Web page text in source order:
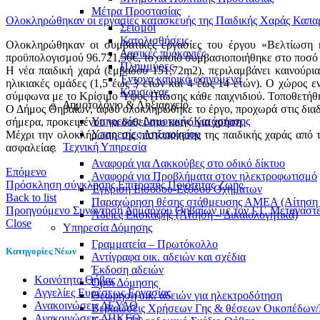
Μέτρα Προστασίας
Σεισμοί
Κατολισθήσεις
Δασικές πυρκαγιές
Πλημμύρες
Έντονα καιρικά φαινόμενα
Καύσωνας
Δημοτολόγιο & Ληξιαρχείο
Υπηρεσίες Δημοτικής Κατάστασης
Υπηρεσίες Ληξιαρχείου
Τεχνική Υπηρεσία
Αναφορά για Λακκούβες στο οδικό δίκτυο
Αναφορά για Προβλήματα στον ηλεκτροφωτισμό
Έγκριση Εισόδου-Εξόδου Οχημάτων
Παραχώρηση θέσης στάθμευσης ΑΜΕΑ (Αίτηση –
Άδειες Εκσκαφής (Αίτηση – Δικαιολογητικά)
Υπηρεσία Δόμησης
Γραμματεία – Πρωτόκολλο
Αντίγραφα οικ. αδειών και σχέδια
Έκδοση αδειών
Όροι Δόμησης
Θεώρηση οικ. αδειών για ηλεκτροδότηση
Βεβαιώσεις Χρήσεων Γης & θέσεων
Ολοκληρώθηκαν οι εργασίες κατασκευής της Παιδικής Χαράς
Ολοκληρώθηκαν οι συμβατικές εργασίες του έργου
προϋπολογισμού 96.721,56€, το οποίο συμβασιοποιήθηκε στο
Η νέα παιδική χαρά (εμβαδού 151,72m2), περιλαμβάνει
ηλικιακές ομάδες (1,5 έως 3 ετών και 4 έως 14 ετών). Ο χώρος
σύμφωνα με το Κρίσιμο Ύψος Πτώσης κάθε παιχνιδιού.
Ο Δήμος Θηβαίων, αφού ολοκληρώθηκε το έργο, προχωρά στις
σήμερα, προκειμένου να δοθεί στο κοινό για χρήση.
Μέχρι την ολοκλήρωση της πιστοποίησης της παιδικής χαράς
ασφαλείας.
Επόμενο
Πρόσκληση σύγκλησης Επιτροπής Ποιότητας Ζωής
Back to list
Προηγούμενο Συνάντηση Δημάρχου Θηβαίων με τον Γ.Γ.
Close
Κατηγορίες Νέων
Kοινότητα Θήβας
Αγγελίες Ευρέσεως Εργασίας
Ανακοινώσεις ΔΕΥΑΘ